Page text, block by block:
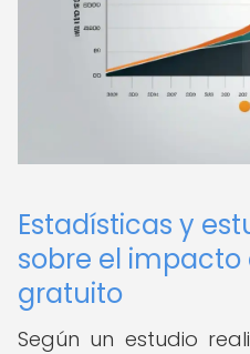
Estadísticas y
sobre el impacto
gratuito
Según un estudio